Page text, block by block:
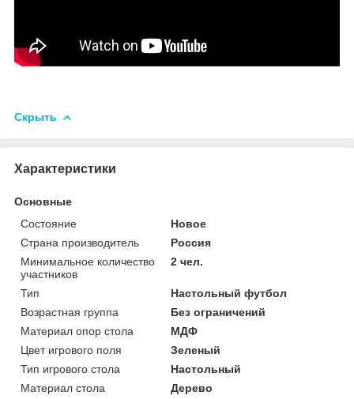
Скрыть
Характеристики
Основные
Состояние
Новое
Страна производитель
Россия
Минимальное количество
участников
2 чел.
Тип
Настольный футбол
Возрастная группа
Без ограничений
Материал опор стола
МДФ
Цвет игрового поля
Зеленый
Тип игрового стола
Настольный
Материал стола
Дерево